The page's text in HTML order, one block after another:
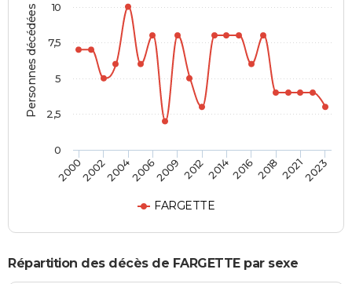
Personnes décédées
FARGETTE
20002002200420062009 201220142016201820212023
0
2,5
5
7,5
10
Répartition des décès de FARGETTE par sexe